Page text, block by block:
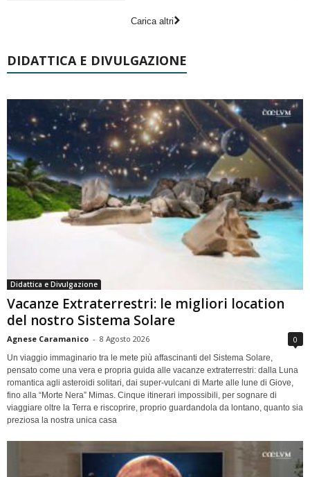
Carica altri
DIDATTICA E DIVULGAZIONE
Didattica e Divulgazione
Vacanze Extraterrestri: le migliori location
del nostro Sistema Solare
Agnese Caramanico - 8 Agosto 2026 0
Un viaggio immaginario tra le mete più affascinanti del Sistema Solare,
pensato come una vera e propria guida alle vacanze extraterrestri: dalla Luna
romantica agli asteroidi solitari, dai super-vulcani di Marte alle lune di Giove,
fino alla “Morte Nera” Mimas. Cinque itinerari impossibili, per sognare di
viaggiare oltre la Terra e riscoprire, proprio guardandola da lontano, quanto sia
preziosa la nostra unica casa